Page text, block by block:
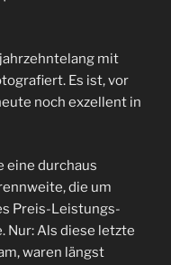
mit
Es ist, vor
noch exzellent in
eine durchaus
die um
Preis-Leistungs-
Nur: Als diese letzte
waren längst